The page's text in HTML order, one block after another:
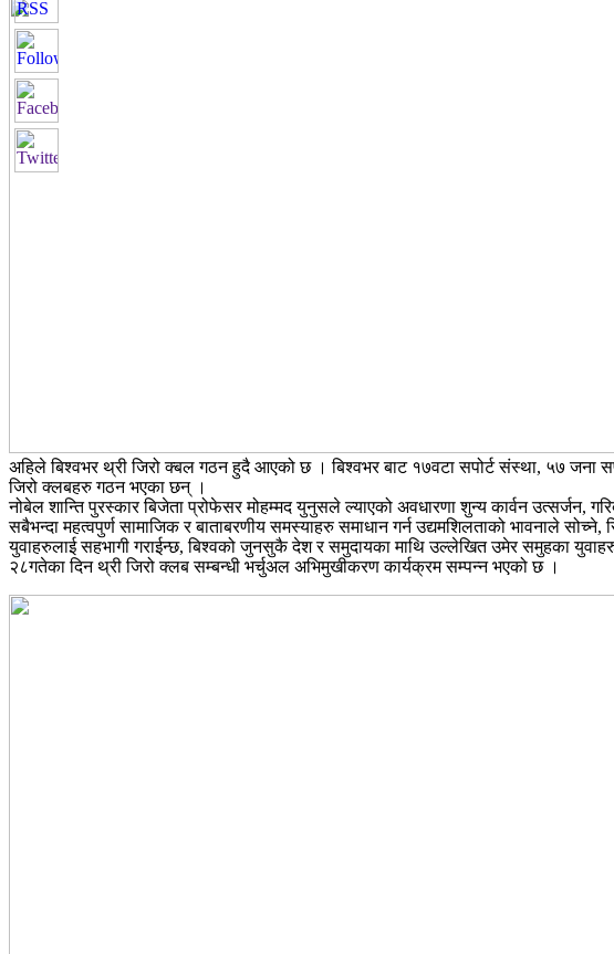
अहिले बिश्वभर थ्री जिरो क्बल गठन हुदै आएको छ । बिश्वभर बाट १७वटा सपोर्ट संस्था, ५७ जना
जिरो क्लबहरु गठन भएका छन् ।
नोबेल शान्ति पुरस्कार बिजेता प्रोफेसर मोहम्मद युनुसले ल्याएको अवधारणा शुन्य कार्वन उत्सर्जन,
सबैभन्दा महत्वपुर्ण सामाजिक र बाताबरणीय समस्याहरु समाधान गर्न उद्यमशिलताको भावनाले
युवाहरुलाई सहभागी गराईन्छ, बिश्वको जुनसुकै देश र समुदायका माथि उल्लेखित उमेर समुहका
२८गतेका दिन थ्री जिरो क्लब सम्बन्धी भर्चुअल अभिमुखीकरण कार्यक्रम सम्पन्न भएको छ ।